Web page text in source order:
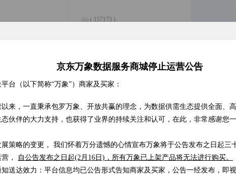
京东万象数据服务商城停止运营公告
台（以下简称“万象”）商家及买家：
来，一直秉承包罗万象、开放共赢的理念，为数据供需生态提供全面、
伙伴的大力支持，也获得了业界的持续关注和认可，在此，非常感谢您
策略的变更， 我们怀着万分遗憾的心情宣布万象将于公告发布之日起三
，
自公告发布之日起(2月16日)，所有万象已上架产品将无法进行购买。
送达效力：平台信息均已公告形式告知商家及买家，公告一经发布，即
( 157173 )
银行卡四要素认证
( 105055 )
( 318 )
卡片证
优品推荐